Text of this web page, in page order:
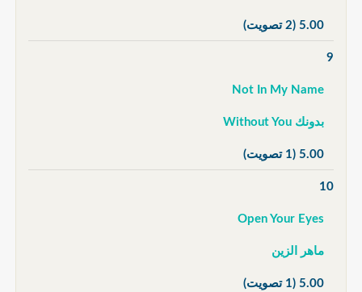
5.00 (2 تصويت)
9
Not In My Name
بدونك Without You
5.00 (1 تصويت)
10
Open Your Eyes
ماهر الزين
5.00 (1 تصويت)